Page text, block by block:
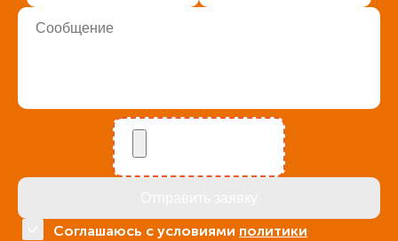
Соглашаюсь с условиями политики